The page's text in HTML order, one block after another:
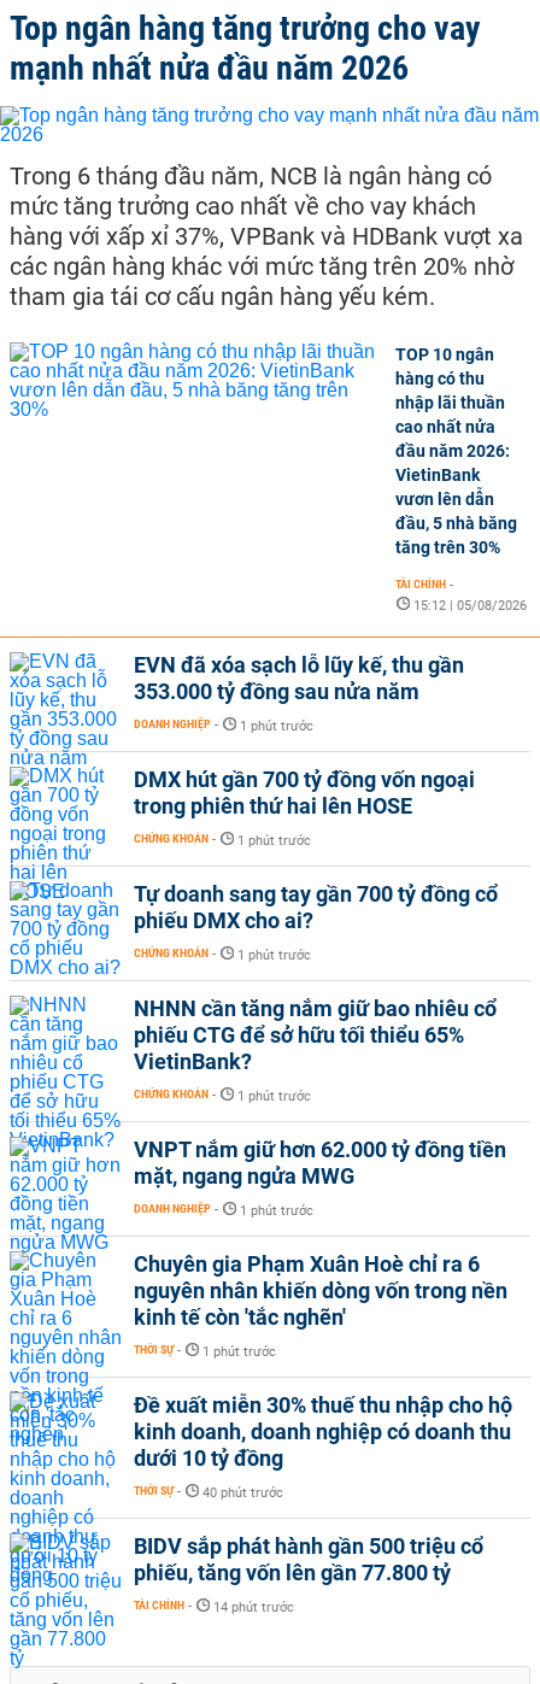
Top ngân hàng tăng trưởng cho vay
mạnh nhất nửa đầu năm 2026
Trong 6 tháng đầu năm, NCB là ngân hàng có
mức tăng trưởng cao nhất về cho vay khách
hàng với xấp xỉ 37%, VPBank và HDBank vượt xa
các ngân hàng khác với mức tăng trên 20% nhờ
tham gia tái cơ cấu ngân hàng yếu kém.
TOP 10 ngân
hàng có thu
nhập lãi thuần
cao nhất nửa
đầu năm 2026:
VietinBank
vươn lên dẫn
đầu, 5 nhà băng
tăng trên 30%
TÀI CHÍNH -
15:12 | 05/08/2026
EVN đã xóa sạch lỗ lũy kế, thu gần
353.000 tỷ đồng sau nửa năm
DOANH NGHIỆP - 1 phút trước
DMX hút gần 700 tỷ đồng vốn ngoại
trong phiên thứ hai lên HOSE
CHỨNG KHOÁN - 1 phút trước
Tự doanh sang tay gần 700 tỷ đồng cổ
phiếu DMX cho ai?
CHỨNG KHOÁN - 1 phút trước
NHNN cần tăng nắm giữ bao nhiêu cổ
phiếu CTG để sở hữu tối thiểu 65%
VietinBank?
CHỨNG KHOÁN - 1 phút trước
VNPT nắm giữ hơn 62.000 tỷ đồng tiền
mặt, ngang ngửa MWG
DOANH NGHIỆP - 1 phút trước
Chuyên gia Phạm Xuân Hoè chỉ ra 6
nguyên nhân khiến dòng vốn trong nền
kinh tế còn 'tắc nghẽn'
THỜI SỰ - 1 phút trước
Đề xuất miễn 30% thuế thu nhập cho hộ
kinh doanh, doanh nghiệp có doanh thu
dưới 10 tỷ đồng
THỜI SỰ - 40 phút trước
BIDV sắp phát hành gần 500 triệu cổ
phiếu, tăng vốn lên gần 77.800 tỷ
TÀI CHÍNH - 14 phút trước